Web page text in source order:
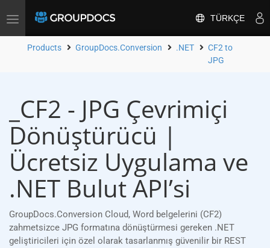
Toggle
TÜRKÇE
Products GroupDocs.Conversion .NET
CF2 to
JPG
_CF2 - JPG Çevrimiçi
Dönüştürücü |
Ücretsiz Uygulama ve
.NET Bulut API’si
GroupDocs.Conversion Cloud, Word belgelerini (CF2)
zahmetsizce JPG formatına dönüştürmesi gereken .NET
geliştiricileri için özel olarak tasarlanmış güvenilir bir REST